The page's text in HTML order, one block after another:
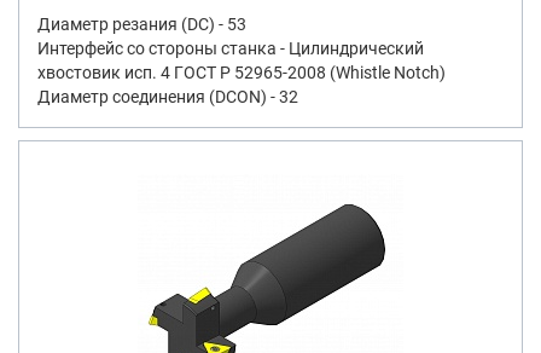
Диаметр резания (DC) - 53
Интерфейс со стороны станка - Цилиндрический
хвостовик исп. 4 ГОСТ Р 52965-2008 (Whistle Notch)
Диаметр соединения (DCON) - 32